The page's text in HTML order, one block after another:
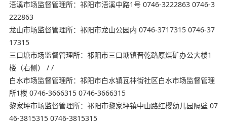
浯溪市场监督管理所：祁阳市浯溪中路1号 0746-3222863 0746-3
222863
龙山市场监督管理所：祁阳市龙山公园内 0746-3717315 0746-37
17315
三口塘市场监督管理所：祁阳市三口塘镇晋乾路原煤矿办公大楼1
楼（右侧） / /
白水市场监督管理所：祁阳市白水镇瓦神街社区白水市场监督管理
所1楼 0746-3666315 0746-3666315
黎家坪市场监督管理所：祁阳市黎家坪镇中山路红樱幼儿园隔壁 07
46-3815315 0746-3815315